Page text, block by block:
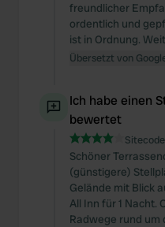
freundlicher
ordentlich und
ist in Ordnung.
Übersetzt von
Ich habe einen
bewertet
Schöner
(günstigere)
Gelände mit Blick
All Inn für 1 Nacht.
Radwege rund um